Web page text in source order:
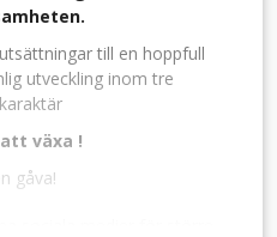
till en hoppfull
utveckling inom tre
växa !
gåva!